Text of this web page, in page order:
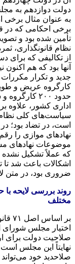
دولت دوازدهم به
به عنوان مثال برخی
برخی احکامی که در
تأمین شده بود و
نظام قانونگذاری،
از تکالیفی که برای
آنها بود که هم
جدید و تکرار
کارگروه عریض و
حدود ۲۰۰
اداری کشور، علاوه
سیاست‌های کلی نظام
است، در تضاد بود؛
نهادهای موازی را
موضوعات نهادهای
که عملاً تشکیل
اشکالات باعث شد تا
ضروری بود، در متن
روند بررسی لایحه با
مختلف
بر
صلاحیت دولت برای
نهایتاً این مجلس
صلاحدید خود می‌تواند